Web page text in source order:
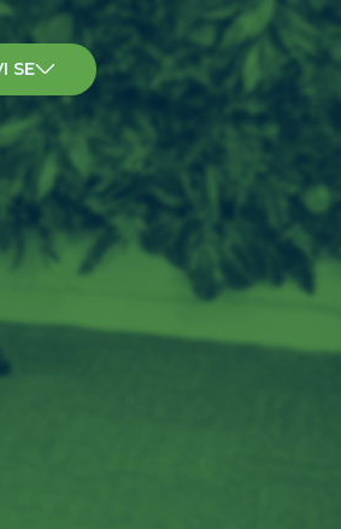
SE
u